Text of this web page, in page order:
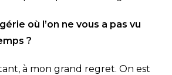
où l’on ne vous a pas vu
?
à mon grand regret. On est